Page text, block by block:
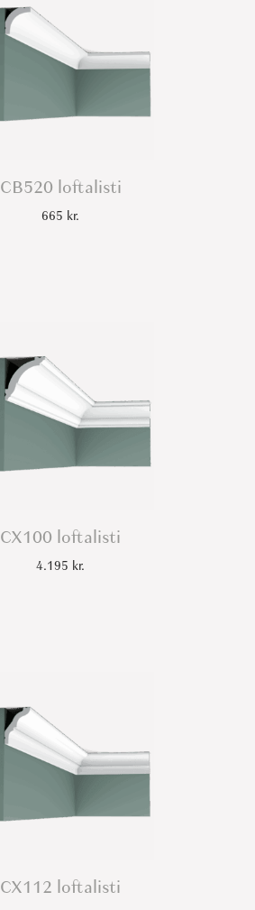
CB520 loftalisti
665 kr.
CX100 loftalisti
4.195 kr.
CX112 loftalisti